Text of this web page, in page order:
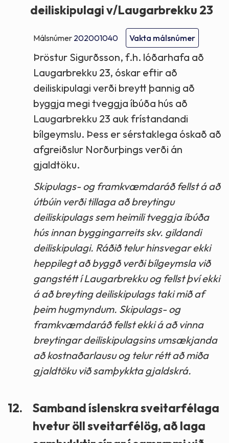
deiliskipulagi v/Laugarbrekku 23
Málsnúmer 202001040 Vakta málsnúmer
Þröstur Sigurðsson, f.h. lóðarhafa að
Laugarbrekku 23, óskar eftir að
deiliskipulagi verði breytt þannig að
byggja megi tveggja íbúða hús að
Laugarbrekku 23 auk frístandandi
bílgeymslu. Þess er sérstaklega óskað að
afgreiðslur Norðurþings verði án
gjaldtöku.
Skipulags- og framkvæmdaráð fellst á að
útbúin verði tillaga að breytingu
deiliskipulags sem heimili tveggja íbúða
hús innan byggingarreits skv. gildandi
deiliskipulagi. Ráðið telur hinsvegar ekki
heppilegt að byggð verði bílgeymsla við
gangstétt í Laugarbrekku og fellst því ekki
á að breyting deiliskipulags taki mið af
þeim hugmyndum. Skipulags- og
framkvæmdaráð fellst ekki á að vinna
breytingar deiliskipulagsins umsækjanda
að kostnaðarlausu og telur rétt að miða
gjaldtöku við samþykkta gjaldskrá.
12.
Samband íslenskra sveitarfélaga
hvetur öll sveitarfélög, að laga